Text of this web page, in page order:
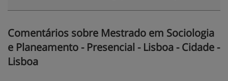
Comentários sobre Mestrado em Sociologia
e Planeamento - Presencial - Lisboa - Cidade -
Lisboa